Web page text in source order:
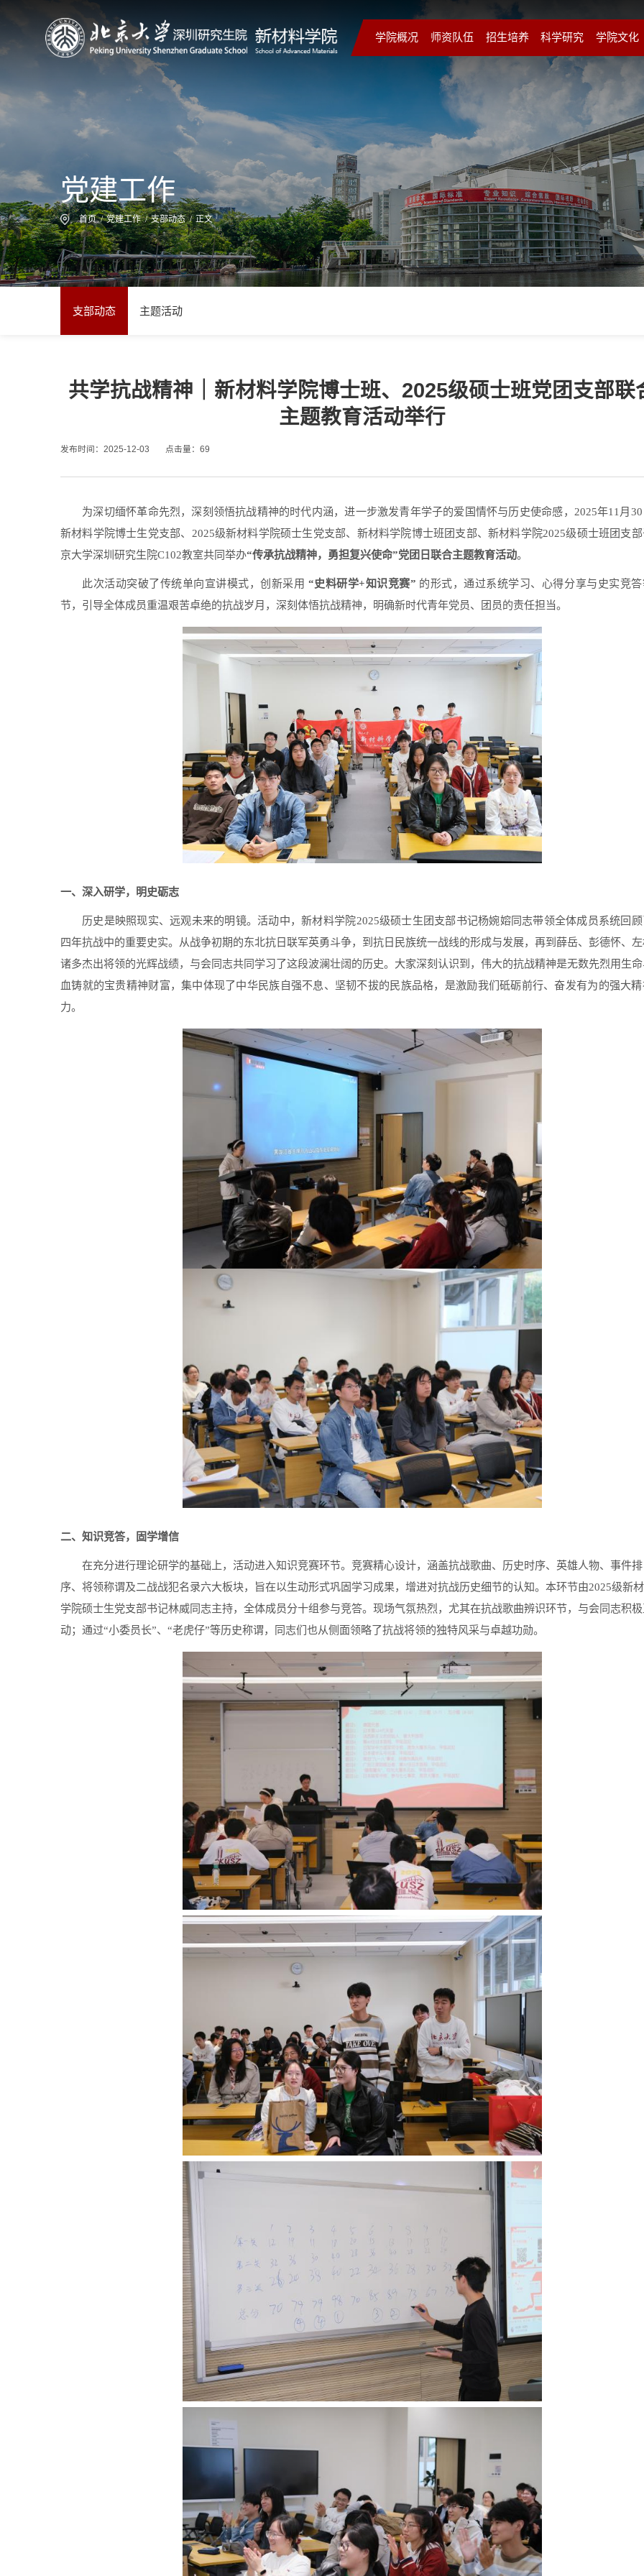
学院概况 师资队伍 招生培养 科学研究 学院文化
党建工作
首页 / 党建工作 / 支部动态 /正文
支部动态 主题活动
共学抗战精神｜新材料学院博士班、2025级硕士班党团支部联
主题教育活动举行
发布时间：2025-12-03 点击量： 69
为深切缅怀革命先烈，深刻领悟抗战精神的时代内涵，进一步激发青年学子的爱国情怀与历史使命感， 2025年11月 30
新材料学院博士生党支部、2025级新材料学院硕士生党支部、新材料学院博士班团支部、新材料学院2025级硕士班团支
京大学深圳研究生院C102教室共同举办“传承抗战精神，勇担复兴使命”党团日联合主题教育活动。
此次活动突破了传统单向宣讲模式，创新采用 “史料研学+知识竞赛” 的形式，通过系统学习、心得分享与史实竞
节，引导全体成员重温艰苦卓绝的抗战岁月，深刻体悟抗战精神，明确新时代青年党员、团员的责任担当。
一、深入研学，明史砺志
历史是映照现实、远观未来的明镜。活动中，新材料学院2025级硕士生团支部书记杨婉嫆同志带领全体成员系统回
四年抗战中的重要史实。从战争初期的东北抗日联军英勇斗争，到抗日民族统一战线的形成与发展，再到薛岳、彭德怀、
诸多杰出将领的光辉战绩，与会同志共同学习了这段波澜壮阔的历史。大家深刻认识到，伟大的抗战精神是无数先烈用生
血铸就的宝贵精神财富，集中体现了中华民族自强不息、坚韧不拔的民族品格，是激励我们砥砺前行、奋发有为的强大
力。
二、知识竞答，固学增信
在充分进行理论研学的基础上，活动进入知识竞赛环节。竞赛精心设计，涵盖抗战歌曲、历史时序、英雄人物、事件排
序、将领称谓及二战战犯名录六大板块，旨在以生动形式巩固学习成果，增进对抗战历史细节的认知。本环节由2025级新
学院硕士生党支部书记林威同志主持，全体成员分十组参与竞答。现场气氛热烈，尤其在抗战歌曲辨识环节，与会同志积
动；通过“小委员长”、 “老虎仔”等历史称谓，同志们也从侧面领略了抗战将领的独特风采与卓越功勋。